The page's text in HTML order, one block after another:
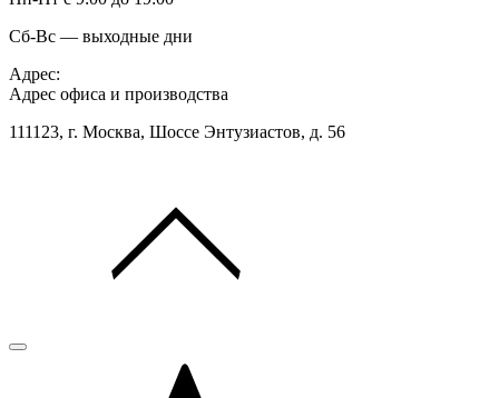
Сб-Вс — выходные дни
Адрес:
Адрес офиса и производства
111123, г. Москва, Шоссе Энтузиастов, д. 56